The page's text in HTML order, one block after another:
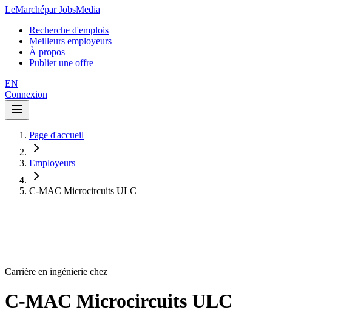
LeMarchépar JobsMedia
Recherche d'emplois
Meilleurs employeurs
À propos
Publier une offre
EN
Connexion
Page d'accueil
Employeurs
C-MAC Microcircuits ULC
Carrière en ingénierie chez
C-MAC Microcircuits ULC